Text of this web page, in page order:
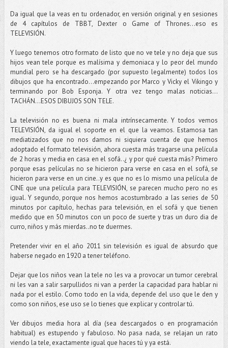
Da igual que la veas en tu ordenador, en versión original y en sesiones
de 4 capítulos de TBBT, Dexter o Game of Thrones…eso es
TELEVISIÓN.
Y luego tenemos otro formato de listo que no ve tele y no deja que sus
hijos vean tele porque es malísima y demoniaca y lo peor del mundo
mundial pero se ha descargado (por supuesto legalmente) todos los
dibujos que ha encontrado...empezando por Marco y Vicky el Vikingo y
terminando por Bob Esponja. Y otra vez tengo malas noticias…
TACHÁN...ESOS DIBUJOS SON TELE.
La televisión no es buena ni mala intrínsecamente. Y todos vemos
TELEVISIÓN, da igual el soporte en el que la veamos. Estamosa tan
mediatizados que no nos damos ni siquiera cuenta de que hemos
adoptado el formato televisión, ahora cuesta más tragarse una película
de 2 horas y media en casa en el sofá..¿ y por qué cuesta más? Primero
porque esas películas no se hicieron para verse en casa en el sofá, se
hicieron para verse en un cine..y es que no es lo mismo una película de
CINE que una película para TELEVISIÓN, se parecen mucho pero no es
igual. Y segundo, porque nos hemos acostumbrado a las series de 50
minutos por capítulo, hechas para televisión, en el sofá y que tienen
medido que en 50 minutos con un poco de suerte y tras un duro dia de
curro, niños y más mierdas..no te duermes.
Pretender vivir en el año 2011 sin televisión es igual de absurdo que
haberse negado en 1920 a tener teléfono.
Dejar que los niños vean la tele no les va a provocar un tumor cerebral
ni les van a salir sarpullidos ni van a perder la capacidad para hablar ni
nada por el estilo. Como todo en la vida, depende del uso que le den y
como son niños, ese uso se lo tienes que explicar y controlar tú.
Ver dibujos media hora al día (sea descargados o en programación
habitual) es estupendo y fabuloso. No pasa nada, se relajan un rato
viendo la tele, exactamente igual que haces tú y ya está.